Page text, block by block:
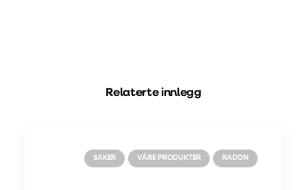
Relaterte innlegg
SAKER VÅRE PRODUKTER RADON